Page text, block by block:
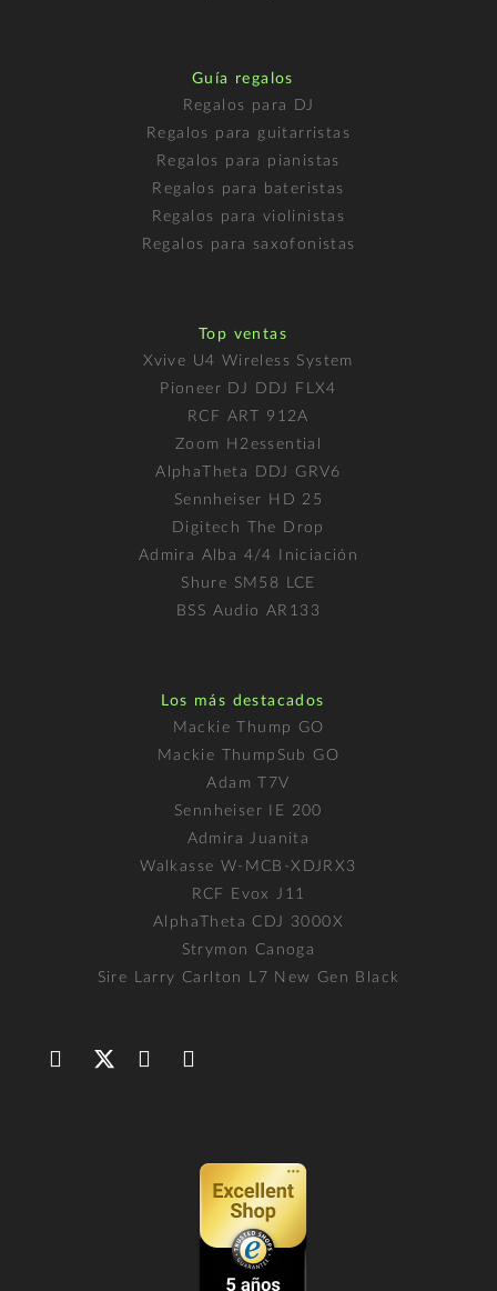
Guía regalos
Regalos para DJ
Regalos para guitarristas
Regalos para pianistas
Regalos para bateristas
Regalos para violinistas
Regalos para saxofonistas
Top ventas
Xvive U4 Wireless System
Pioneer DJ DDJ FLX4
RCF ART 912A
Zoom H2essential
AlphaTheta DDJ GRV6
Sennheiser HD 25
Digitech The Drop
Admira Alba 4/4 Iniciación
Shure SM58 LCE
BSS Audio AR133
Los más destacados
Mackie Thump GO
Mackie ThumpSub GO
Adam T7V
Sennheiser IE 200
Admira Juanita
Walkasse W-MCB-XDJRX3
RCF Evox J11
AlphaTheta CDJ 3000X
Strymon Canoga
Sire Larry Carlton L7 New Gen Black